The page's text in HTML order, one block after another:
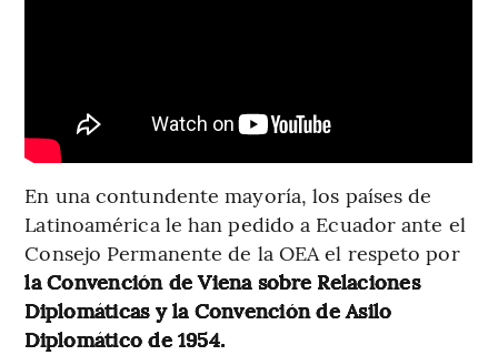
En una contundente mayoría, los países de
Latinoamérica le han pedido a Ecuador ante el
Consejo Permanente de la OEA el respeto por
la Convención de Viena sobre Relaciones
Diplomáticas y la Convención de Asilo
Diplomático de 1954.